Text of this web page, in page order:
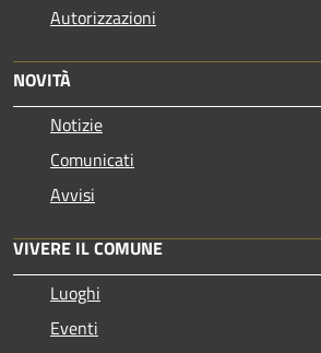
Autorizzazioni
NOVITÀ
Notizie
Comunicati
Avvisi
VIVERE IL COMUNE
Luoghi
Eventi